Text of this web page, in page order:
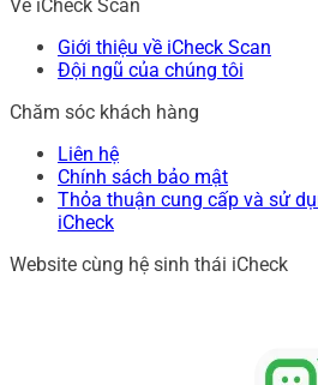
Về iCheck Scan
Giới thiệu về iCheck Scan
Đội ngũ của chúng tôi
Chăm sóc khách hàng
Liên hệ
Chính sách bảo mật
Thỏa thuận cung cấp và sử
iCheck
Website cùng hệ sinh thái iCheck